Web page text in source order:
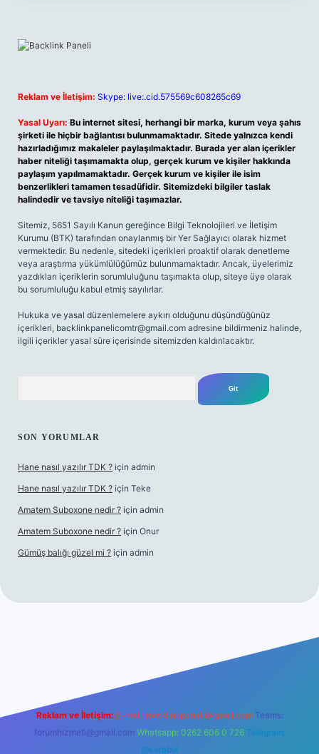
Reklam ve İletişim: Skype: live:.cid.575569c608265c69
Yasal Uyarı: Bu internet sitesi, herhangi bir marka, kurum veya şahıs
şirketi ile hiçbir bağlantısı bulunmamaktadır. Sitede yalnızca kendi
hazırladığımız makaleler paylaşılmaktadır. Burada yer alan içerikler
haber niteliği taşımamakta olup, gerçek kurum ve kişiler hakkında
paylaşım yapılmamaktadır. Gerçek kurum ve kişiler ile isim
benzerlikleri tamamen tesadüfidir. Sitemizdeki bilgiler taslak
halindedir ve tavsiye niteliği taşımazlar.
Sitemiz, 5651 Sayılı Kanun gereğince Bilgi Teknolojileri ve İletişim
Kurumu (BTK) tarafından onaylanmış bir Yer Sağlayıcı olarak hizmet
vermektedir. Bu nedenle, sitedeki içerikleri proaktif olarak denetleme
veya araştırma yükümlülüğümüz bulunmamaktadır. Ancak, üyelerimiz
yazdıkları içeriklerin sorumluluğunu taşımakta olup, siteye üye olarak
bu sorumluluğu kabul etmiş sayılırlar.
Hukuka ve yasal düzenlemelere aykırı olduğunu düşündüğünüz
içerikleri, backlinkpanelicomtr@gmail.com adresine bildirmeniz halinde,
ilgili içerikler yasal süre içerisinde sitemizden kaldırılacaktır.
SON YORUMLAR
Hane nasıl yazılır TDK ? için admin
Hane nasıl yazılır TDK ? için Teke
Amatem Suboxone nedir ? için admin
Amatem Suboxone nedir ? için Onur
Gümüş balığı güzel mi ? için admin
Reklam ve İletişim: E-mail: backlinkpaneli@gmail.com Teams:
forumhizmeti@gmail.com Whatsapp: 0262 606 0 726 Telegram:
@karabul